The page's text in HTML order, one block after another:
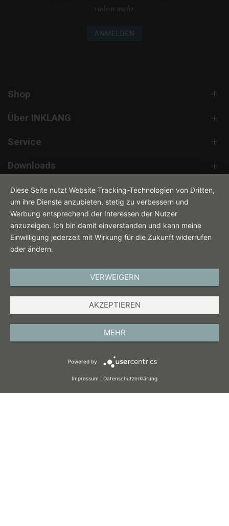
vielem mehr.
ANMELDEN
Shop
Über INKLANG
Service
Downloads
Kontakt
Diese Seite nutzt Website Tracking-Technologien von Dritten,
um ihre Dienste anzubieten, stetig zu verbessern und
Werbung entsprechend der Interessen der Nutzer
anzuzeigen. Ich bin damit einverstanden und kann meine
Einwilligung jederzeit mit Wirkung für die Zukunft widerrufen
oder ändern.
VERWEIGERN
AKZEPTIEREN
MEHR
Powered by
Impressum Datenschutzerklärung